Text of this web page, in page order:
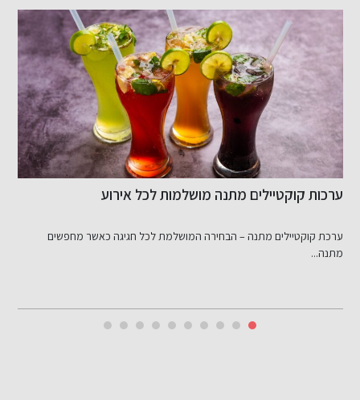
ערכות קוקטיילים מתנה מושלמות לכל אירוע
ערכת קוקטיילים מתנה – הבחירה המושלמת לכל חגיגה כאשר מחפשים
מתנה...